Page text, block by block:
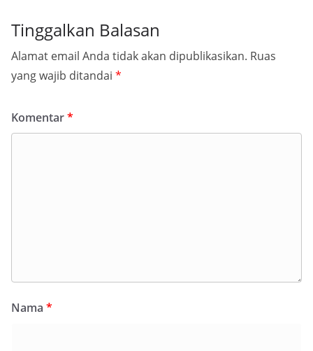
Tinggalkan Balasan
Alamat email Anda tidak akan dipublikasikan. Ruas
yang wajib ditandai *
Komentar*
Nama *